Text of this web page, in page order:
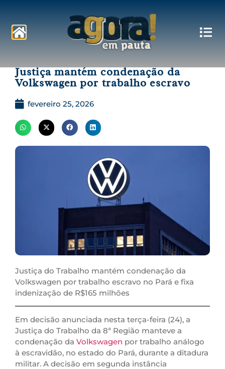
Justiça mantém condenação da
Volkswagen por trabalho escravo
fevereiro 25, 2026
Justiça do Trabalho mantém condenação da
Volkswagen por trabalho escravo no Pará e fixa
indenização de R$165 milhões
Em decisão anunciada nesta terça-feira (24), a
Justiça do Trabalho da 8ª Região manteve a
condenação da Volkswagen por trabalho análogo
à escravidão, no estado do Pará, durante a ditadura
militar. A decisão em segunda instância